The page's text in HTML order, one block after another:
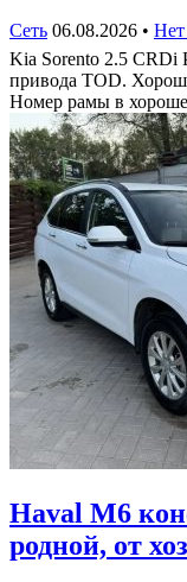
Сеть 06.08.2026 • Нет
Kia Sorento 2.5
привода TOD.
Номер рамы в
Haval M6
родной, от